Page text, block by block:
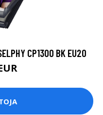
CP1300 BK EU20